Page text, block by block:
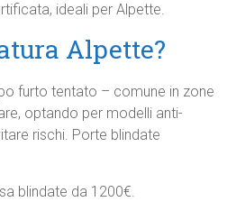
ideali per Alpette.​
Alpette?
furto tentato – comune in zone
optando per modelli anti-
rischi. Porte blindate
blindate da 1200€.​